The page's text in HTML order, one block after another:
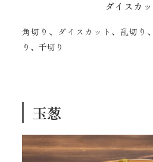
ダイスカッ
角切り、ダイスカット、乱切り
り、千切り
玉葱